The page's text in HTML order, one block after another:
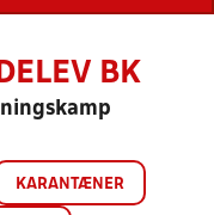
BK
KARANTÆNER